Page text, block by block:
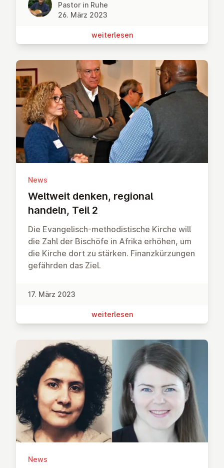
Pastor in Ruhe
26. März 2023
wei­ter­le­sen
News
Weltweit denken, regional
handeln, Teil 2
Die Evangelisch-methodistische Kirche will
die Zahl der Bischöfe in Afrika erhöhen, um
die Kirche dort zu stärken. Finanzkürzungen
gefährden das Ziel.
17. März 2023
wei­ter­le­sen
News